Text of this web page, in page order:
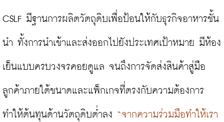
CSLF มีฐานการผลิตวัตถุดิบเพื่อป้อนให้กับธุรกิจอาหารชั้น
นำ ทั้งการนำเข้าและส่งออกไปยังประเทศเป้าหมาย มีห้อง
เย็นแบบครบวงจรคอยดูแล จนถึงการจัดส่งสินค้าสู่มือ
ลูกค้าภายใต้ขนาดและแพ็กเกจที่ตรงกับความต้องการ
ทำให้ต้นทุนด้านวัตถุดิบต่ำลง “จากความร่วมมือทำให้เรา